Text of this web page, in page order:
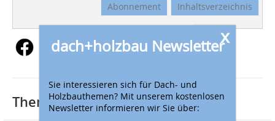
Abonnement Inhaltsverzeichnis
x
dach+holzbau Newsletter
Sie interessieren sich für Dach- und
Holzbauthemen? Mit unserem kostenlosen
Newsletter informieren wir Sie über:
Thematisch passende Artikel: